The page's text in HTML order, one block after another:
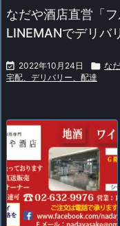
なだや酒店直営「
LINEMANでデリバ
 2022年10月24日  な
宅配、デリバリー、配達